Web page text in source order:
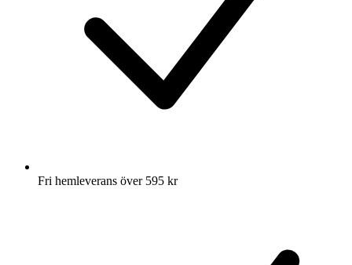
Fri hemleverans över 595 kr